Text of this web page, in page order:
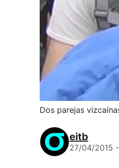
Dos parejas
eitb
27/04/2015